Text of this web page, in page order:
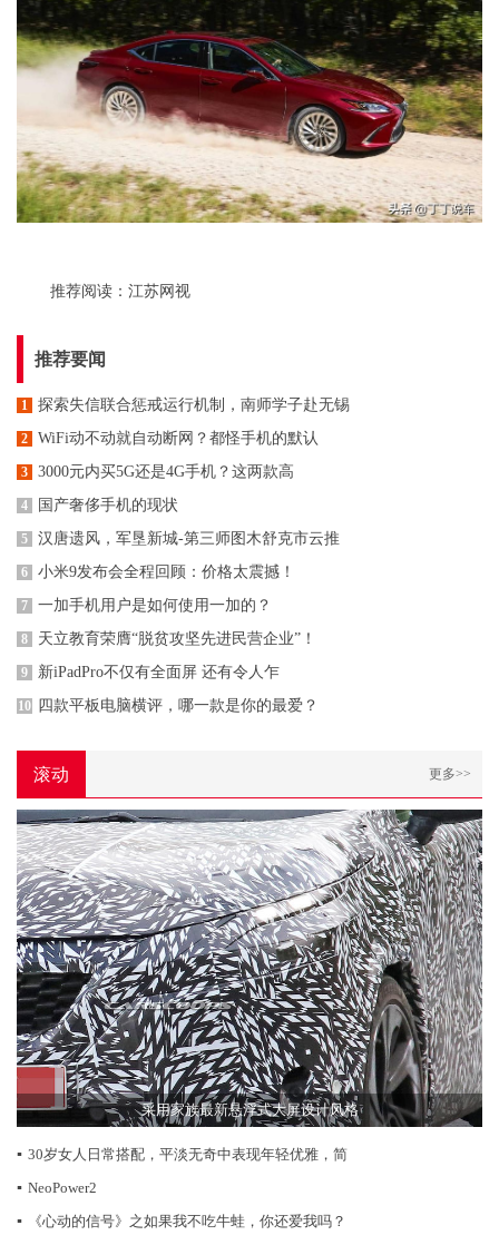
推荐阅读： 江苏网视
推荐要闻
1 探索失信联合惩戒运行机制，南师学子赴无锡
2 WiFi动不动就自动断网？都怪手机的默认
3 3000元内买5G还是4G手机？这两款高
4 国产奢侈手机的现状
5 汉唐遗风，军垦新城-第三师图木舒克市云推
6 小米9发布会全程回顾：价格太震撼！
7 一加手机用户是如何使用一加的？
8 天立教育荣膺“脱贫攻坚先进民营企业”！
9 新iPadPro不仅有全面屏 还有令人乍
10 四款平板电脑横评，哪一款是你的最爱？
滚动 更多>>
采用家族最新悬浮式大屏设计风格
▪ 30岁女人日常搭配，平淡无奇中表现年轻优雅，简
▪ NeoPower2
▪
《心动的信号》之如果我不吃牛蛙，你还爱我吗？